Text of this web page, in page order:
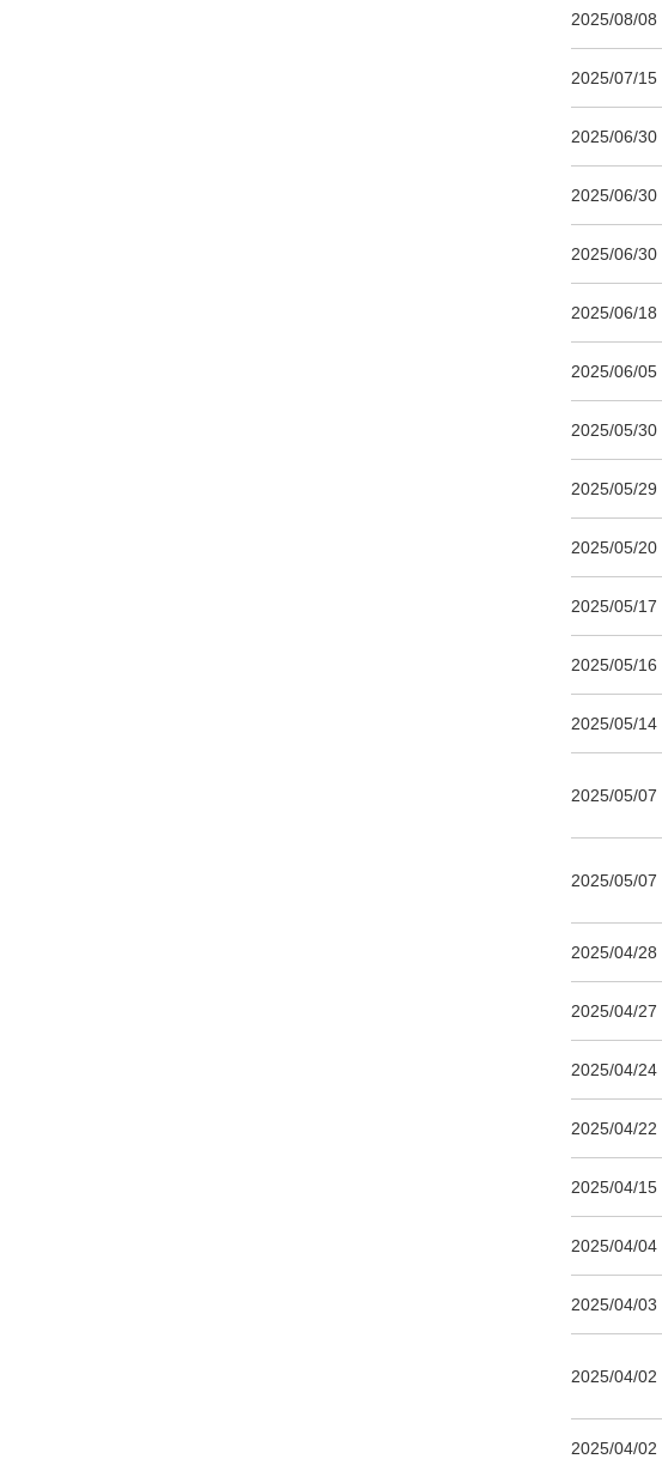
2025/08/08
2025/07/15
2025/06/30
2025/06/30
2025/06/30
2025/06/18
2025/06/05
2025/05/30
2025/05/29
2025/05/20
2025/05/17
2025/05/16
2025/05/14
2025/05/07
2025/05/07
2025/04/28
2025/04/27
2025/04/24
2025/04/22
2025/04/15
2025/04/04
2025/04/03
2025/04/02
2025/04/02